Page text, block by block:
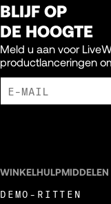
BLIJF OP
DE HOOGTE
Meld u aan voor
productlanceringen
WINKELHULPMIDDELEN
DEMO-RITTEN